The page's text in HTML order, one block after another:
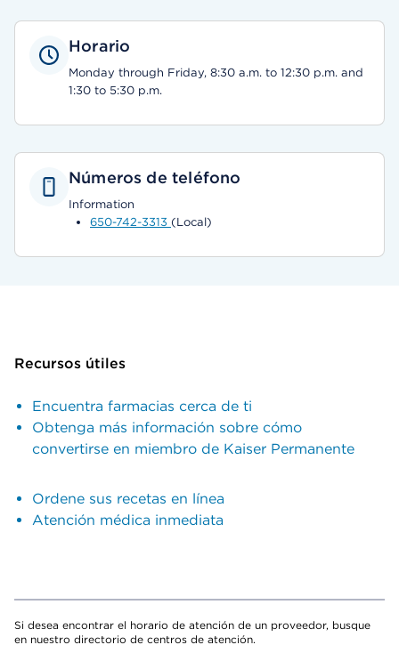
Horario
Monday through Friday, 8:30 a.m. to 12:30 p.m. and
1:30 to 5:30 p.m.
Números de teléfono
Information
650-742-3313 (Local)
Recursos útiles
Encuentra farmacias cerca de ti
Obtenga más información sobre cómo
convertirse en miembro de Kaiser Permanente
Ordene sus recetas en línea
Atención médica inmediata
Si desea encontrar el horario de atención de un proveedor, busque
en nuestro directorio de centros de atención.